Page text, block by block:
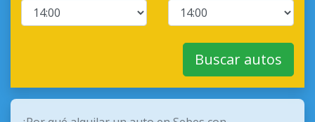
Buscar autos